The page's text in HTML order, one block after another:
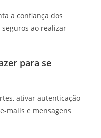
a confiança dos
ao realizar
para se
ativar autenticação
mails e mensagens